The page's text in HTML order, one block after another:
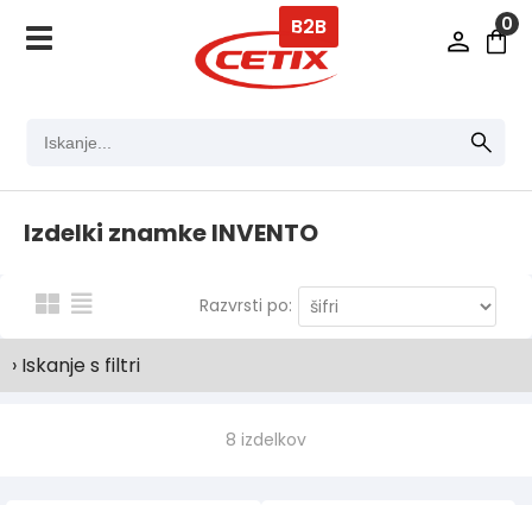
0
B2B
Izdelki znamke INVENTO
Razvrsti po:
› Iskanje s filtri
8 izdelkov